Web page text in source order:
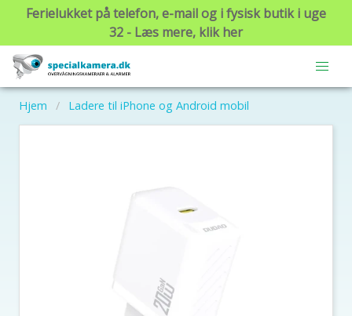
Ferielukket på telefon, e-mail og i fysisk butik i uge
32 - Læs mere, klik her
Hjem Ladere til iPhone og Android mobil